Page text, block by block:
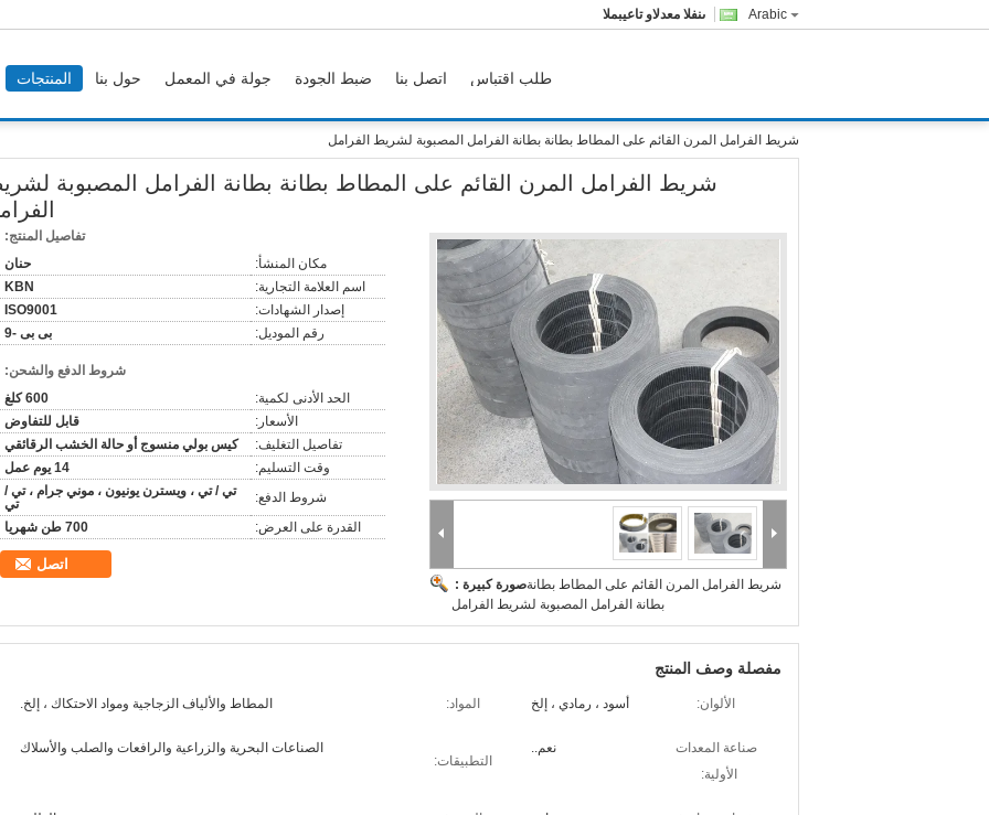
Arabic المبيعات والدعم الفنى
المنتجات حول بنا جولة في المعمل ضبط الجودة اتصل بنا طلب اقتباس
شريط الفرامل المرن القائم على المطاط بطانة بطانة الفرامل المصبوبة لشريط الفرامل
شريط الفرامل المرن القائم على المطاط بطانة بطانة الفرامل المصبوبة
صورة كبيرة :شريط الفرامل المرن القائم على المطاط بطانة
بطانة الفرامل المصبوبة لشريط الفرامل
تفاصيل المنتج:
مكان المنشأ:
حنان
اسم العلامة التجارية:
KBN
إصدار الشهادات:
ISO9001
رقم الموديل:
بى بى -9
شروط الدفع والشحن:
الحد الأدنى لكمية:
600 كلغ
الأسعار:
قابل للتفاوض
تفاصيل التغليف:
كيس بولي منسوج أو حالة الخشب الرقائقي
وقت التسليم:
14 يوم عمل
شروط الدفع:
تي / تي ، ويسترن يونيون ، موني جرام ، تي /
تي
القدرة على العرض:
700 طن شهريا
اتصل
مفصلة وصف المنتج
الألوان: أسود ، رمادي ، إلخ المواد: المطاط والألياف الزجاجية ومواد الاحتكاك ، إلخ.
صناعة المعدات
الأولية:
نعم..
التطبيقات:
الصناعات البحرية والزراعية والرافعات والصلب والأسلاك